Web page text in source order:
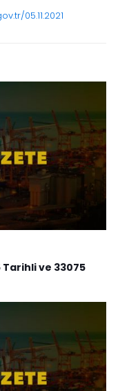
05.11.2021
Tarihli ve 33075